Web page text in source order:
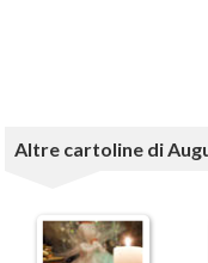
Altre cartoline di